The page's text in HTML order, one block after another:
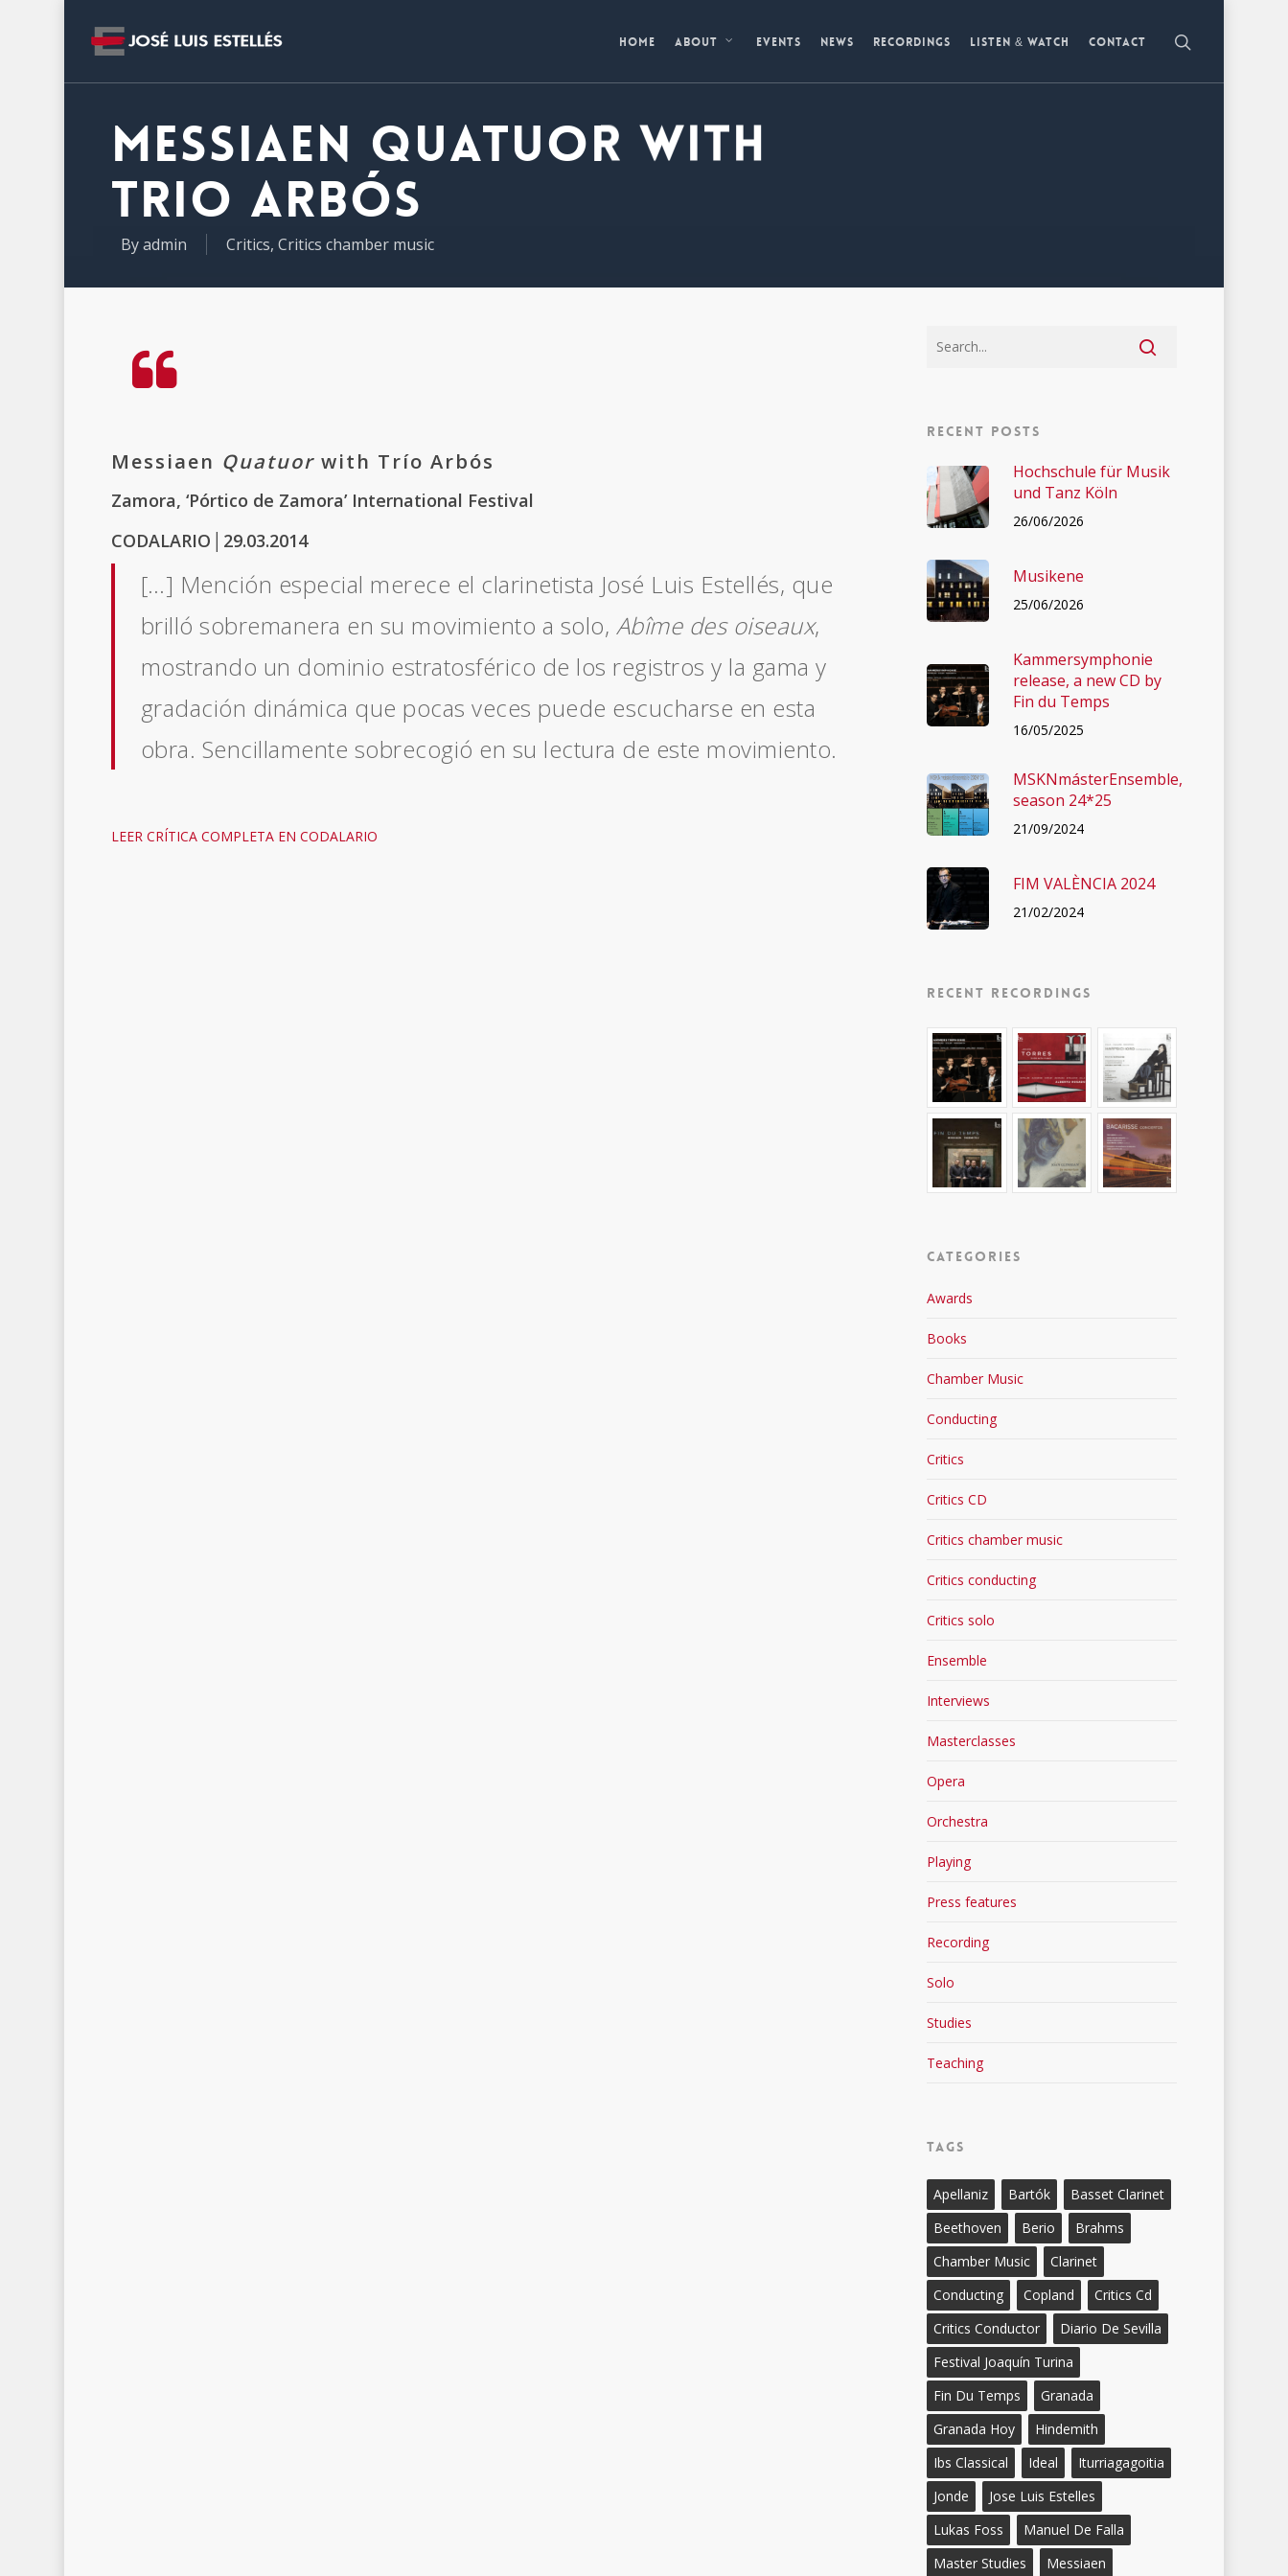
Home About Events News Recordings Listen & watch Contact
Messiaen Quatuor with
Trio Arbós
Byadmin Critics, Critics chamber music
Messiaen Quatuor with Trío Arbós
Zamora, ‘Pórtico de Zamora’ International Festival
CODALARIO│29.03.2014
[…] Mención especial merece el clarinetista José Luis Estellés, que
brilló sobremanera en su movimiento a solo, Abîme des oiseaux,
mostrando un dominio estratosférico de los registros y la gama y
gradación dinámica que pocas veces puede escucharse en esta
obra. Sencillamente sobrecogió en su lectura de este movimiento.
LEER CRÍTICA COMPLETA EN CODALARIO
Recent posts
Hochschule für Musik
und Tanz Köln
26/06/2026
Musikene
25/06/2026
Kammersymphonie
release, a new CD by
Fin du Temps
16/05/2025
MSKNmásterEnsemble,
season 24*25
21/09/2024
FIM VALÈNCIA 2024
21/02/2024
Recent recordings
Categories
Awards
Books
Chamber Music
Conducting
Critics
Critics CD
Critics chamber music
Critics conducting
Critics solo
Ensemble
Interviews
Masterclasses
Opera
Orchestra
Playing
Press features
Recording
Solo
Studies
Teaching
Tags
Apellaniz Bartók
Basset Clarinet
Beethoven
Berio
Brahms
Chamber Music
Clarinet
Conducting
Copland
Critics Cd
Critics Conductor
Diario De Sevilla
Festival Joaquín Turina
Fin Du Temps
Granada
Granada Hoy
Hindemith
Ibs Classical
Ideal
Iturriagagoitia
Jonde
Jose Luis Estelles
Lukas Foss
Manuel De Falla
Master Studies
Messiaen